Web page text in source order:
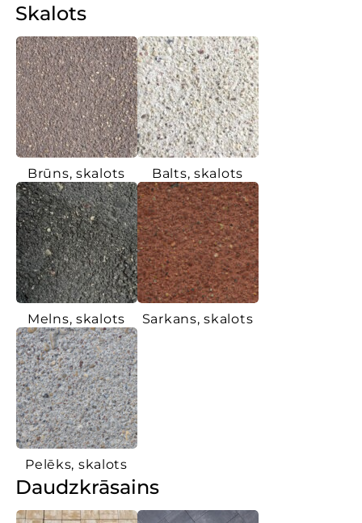
Skalots
Brūns, skalots Balts, skalots
Melns, skalots Sarkans, skalots
Pelēks, skalots
Daudzkrāsains